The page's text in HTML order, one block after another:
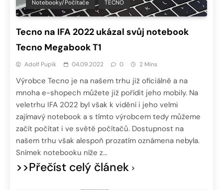
Notebooky/Počítače TECNO
Tecno na IFA 2022 ukázal svůj notebook
Tecno Megabook T1
Adolf Pupík 04.09.2022 0 2 Mins
Výrobce Tecno je na našem trhu již oficiálně a na
mnoha e-shopech můžete již pořídit jeho mobily. Na
veletrhu IFA 2022 byl však k vidění i jeho velmi
zajímavý notebook a s tímto výrobcem tedy můžeme
začít počítat i ve světě počítačů. Dostupnost na
našem trhu však alespoň prozatím oznámena nebyla.
Snímek notebooku níže z…
>>Přečíst celý článek